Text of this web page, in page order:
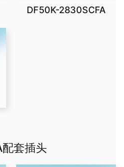
DF50K-2830SCFA
套插头